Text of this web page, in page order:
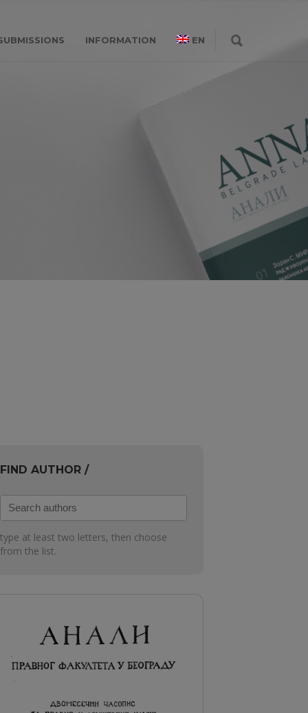
INFORMATION EN
FIND AUTHOR /
Search
authors
type at least two letters, then choose
from the list.